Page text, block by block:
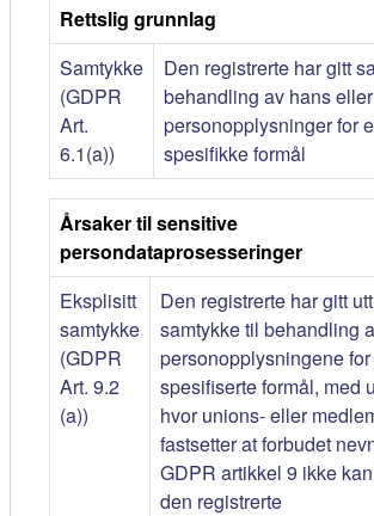
Rettslig grunnlag
Samtykke
(GDPR
Art.
6.1(a))
Den registrerte har gitt
behandling av hans
personopplysninger for
spesifikke formål
Årsaker til sensitive
persondataprosesseringer
Eksplisitt
samtykke
(GDPR
Art. 9.2
(a))
Den registrerte har gitt
samtykke til behandling
personopplysningene
spesifiserte formål, med
hvor unions- eller
fastsetter at forbudet
GDPR artikkel 9 ikke
den registrerte